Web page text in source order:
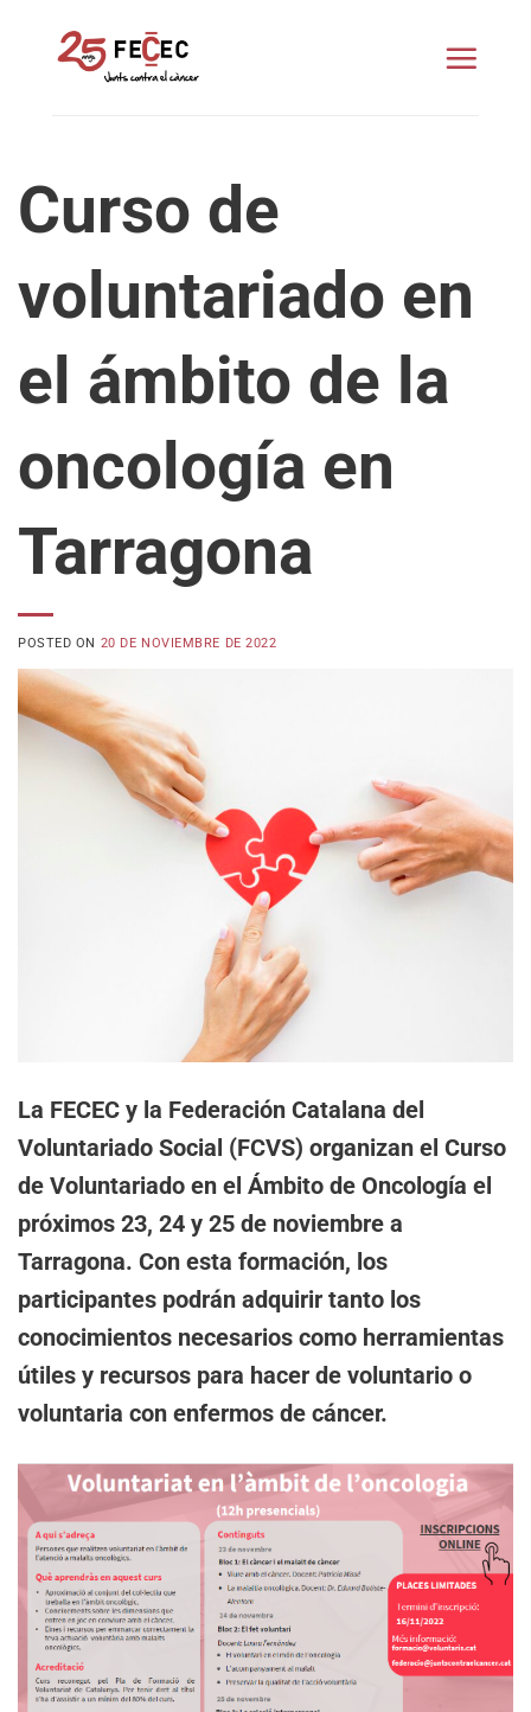
contenido
Curso de
voluntariado en
el ámbito de la
oncología en
Tarragona
POSTED ON 20 DE NOVIEMBRE DE 2022
La FECEC y la Federación Catalana del
Voluntariado Social (FCVS) organizan el Curso
de Voluntariado en el Ámbito de Oncología el
próximos 23, 24 y 25 de noviembre a
Tarragona. Con esta formación, los
participantes podrán adquirir tanto los
conocimientos necesarios como herramientas
útiles y recursos para hacer de voluntario o
voluntaria con enfermos de cáncer.